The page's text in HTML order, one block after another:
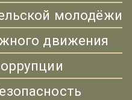
молодёжи
движения